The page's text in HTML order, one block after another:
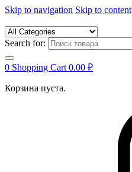
Skip to navigation Skip to content
Search for:
0 Shopping Cart 0.00 ₽
Корзина пуста.